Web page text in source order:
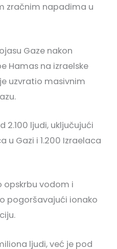
zračnim napadima u
Gaze nakon
Hamas na izraelske
uzvratio masivnim
2.100 ljudi, uključujući
u Gazi i 1.200 Izraelaca
opskrbu vodom i
pogoršavajući ionako
ljudi, već je pod